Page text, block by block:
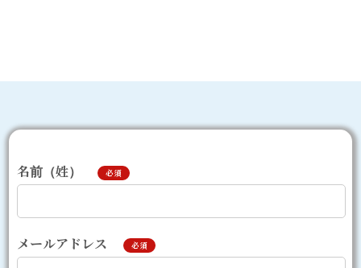
名前（姓） 必須
メールアドレス 必須